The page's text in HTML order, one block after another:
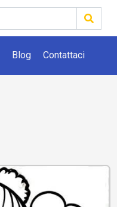
Blog Contattaci